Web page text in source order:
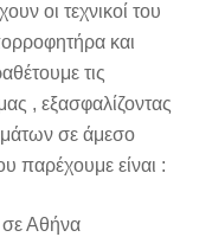
οι τεχνικοί του
και
τις
, εξασφαλίζοντας
σε άμεσο
παρέχουμε είναι :
Αθήνα